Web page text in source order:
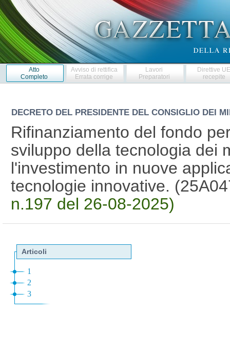
Atto
Completo
Avviso di rettifica
Errata corrige
Lavori
Preparatori
Direttive
recepite
DECRETO DEL PRESIDENTE DEL CONSIGLIO DEI
Rifinanziamento del fondo
sviluppo della tecnologia dei
l'investimento in nuove
tecnologie innovative.
n.197 del 26-08-2025)